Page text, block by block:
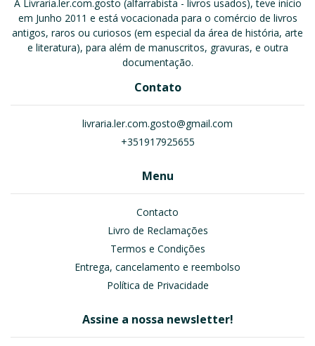
A Livraria.ler.com.gosto (alfarrabista - livros usados), teve início
em Junho 2011 e está vocacionada para o comércio de livros
antigos, raros ou curiosos (em especial da área de história, arte
e literatura), para além de manuscritos, gravuras, e outra
documentação.
Contato
livraria.ler.com.gosto@gmail.com
+351917925655
Menu
Contacto
Livro de Reclamações
Termos e Condições
Entrega, cancelamento e reembolso
Política de Privacidade
Assine a nossa newsletter!